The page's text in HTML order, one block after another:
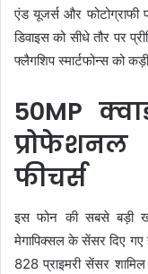
एंड यूजर्स और फोटोग्राफी
डिवाइस को सीधे तौर पर
फ्लैगशिप स्मार्टफोन्स को
50MP
फीचर्स
इस फोन की सबसे बड़ी
मेगापिक्सल के सेंसर दिए
828 प्राइमरी सेंसर